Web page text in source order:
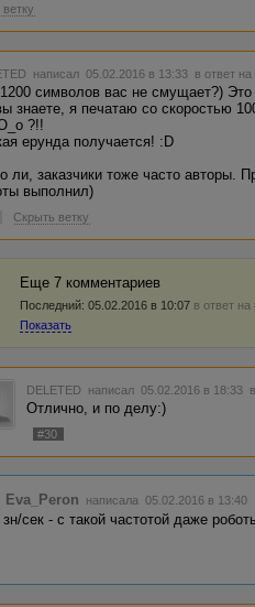
написал 05.02.2016 в 13:33 в ответ на
символов вас не смущает?) Это
знаете, я печатаю со скоростью
?!!
ерунда получается! :D
ли, заказчики тоже часто авторы.
выполнил)
Скрыть ветку
Еще 7 комментариев
Последний: 05.02.2016 в 10:07 в ответ на
Показать
DELETED написал 05.02.2016 в 18:33
Отлично, и по делу:)
#30
Eva_Peron написала 05.02.2016 в 13:40
сек - с такой частотой даже